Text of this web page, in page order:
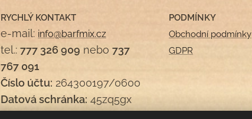
RYCHLÝ KONTAKT
e-mail: info@barfmix.cz
tel.:777 326 909 nebo737
767 091
Číslo účtu: 264300197/0600
Datová schránka: 45zq5gx
PODMÍNKY
Obchodní podmínky
GDPR